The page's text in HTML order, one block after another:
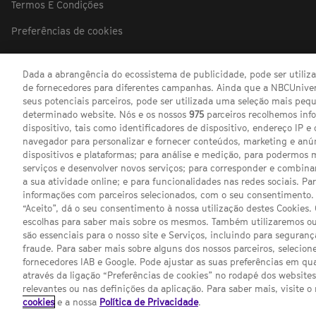
Termos E Condições
Preferências de cookies
Channel
sites
SCI
Dada a abrangência do ecossistema de publicidade, pode ser
de fornecedores para diferentes campanhas. Ainda que a
seus potenciais parceiros, pode ser utilizada uma seleção mais
determinado website. Nós e os nossos 975 parceiros recolhemos
dispositivo, tais como identificadores de dispositivo, endereço IP e
navegador para personalizar e fornecer conteúdos, marketing e
dispositivos e plataformas; para análise e medição, para podermos
serviços e desenvolver novos serviços; para corresponder e
a sua atividade online; e para funcionalidades nas redes sociais.
informações com parceiros selecionados, com o seu
“Aceito”, dá o seu consentimento à nossa utilização destes
escolhas para saber mais sobre os mesmos. Também utilizaremos
são essenciais para o nosso site e Serviços, incluindo para
fraude. Para saber mais sobre alguns dos nossos parceiros,
fornecedores IAB e Google. Pode ajustar as suas preferências em
através da ligação “Preferências de cookies” no rodapé dos
relevantes ou nas definições da aplicação. Para saber mais, visite o
cookies e a nossa Política de Privacidade.